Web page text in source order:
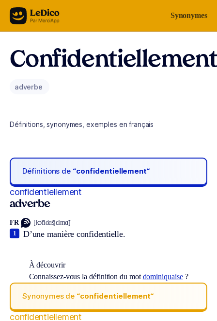
Aller au contenu Synonymes
adverbe
Définitions, synonymes, exemples en français
Définitions de “confidentiellement“
confidentiellement
adverbe
FR [kɔ̃fidɑ̃sjɛlmɑ̃]
D’une manière confidentielle.
1
À découvrir
Connaissez-vous la définition du mot dominiquaise?
Synonymes de “confidentiellement“
confidentiellement